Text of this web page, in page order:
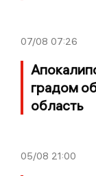
07/08 07:26
градом
область
05/08 21:00